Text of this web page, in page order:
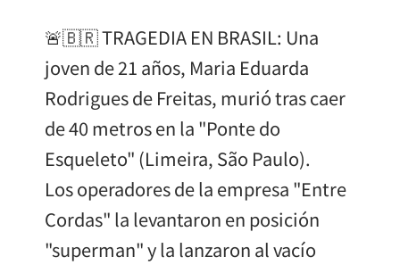
🚨🇧🇷 TRAGEDIA EN BRASIL: Una
joven de 21 años, Maria Eduarda
Rodrigues de Freitas, murió tras caer
de 40 metros en la "Ponte do
Esqueleto" (Limeira, São Paulo).
Los operadores de la empresa "Entre
Cordas" la levantaron en posición
"superman" y la lanzaron al vacío